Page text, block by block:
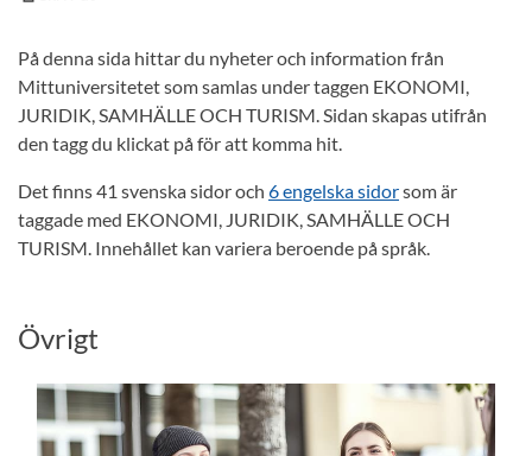
På denna sida hittar du nyheter och information från
Mittuniversitetet som samlas under taggen EKONOMI,
JURIDIK, SAMHÄLLE OCH TURISM. Sidan skapas utifrån
den tagg du klickat på för att komma hit.
Det finns 41 svenska sidor och 6 engelska sidorsom är
taggade med EKONOMI, JURIDIK, SAMHÄLLE OCH
TURISM. Innehållet kan variera beroende på språk.
Övrigt